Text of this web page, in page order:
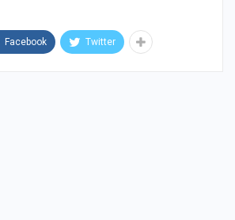
Facebook Twitter